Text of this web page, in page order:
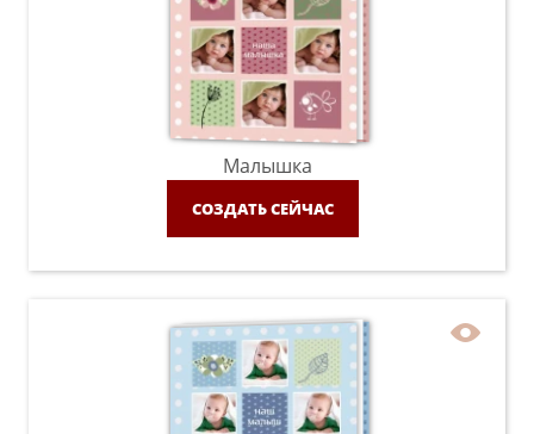
Малышка
СОЗДАТЬ СЕЙЧАС